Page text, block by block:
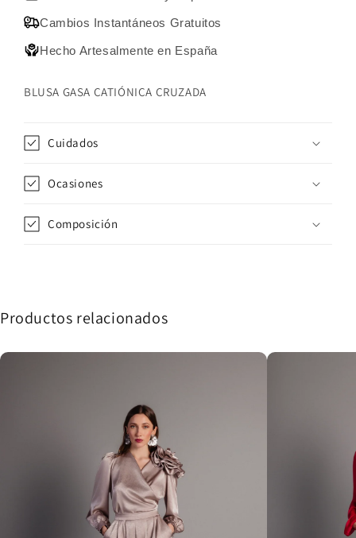
Cambios Instantáneos Gratuitos
Hecho Artesalmente en España
BLUSA GASA CATIÓNICA CRUZADA
Cuidados
Ocasiones
Composición
Productos relacionados